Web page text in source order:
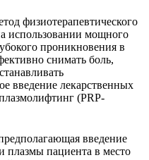
физиотерапевтического
использовании мощного
проникновения в
снимать боль,
введение лекарственных
(PRP-
введение
плазмы пациента в место